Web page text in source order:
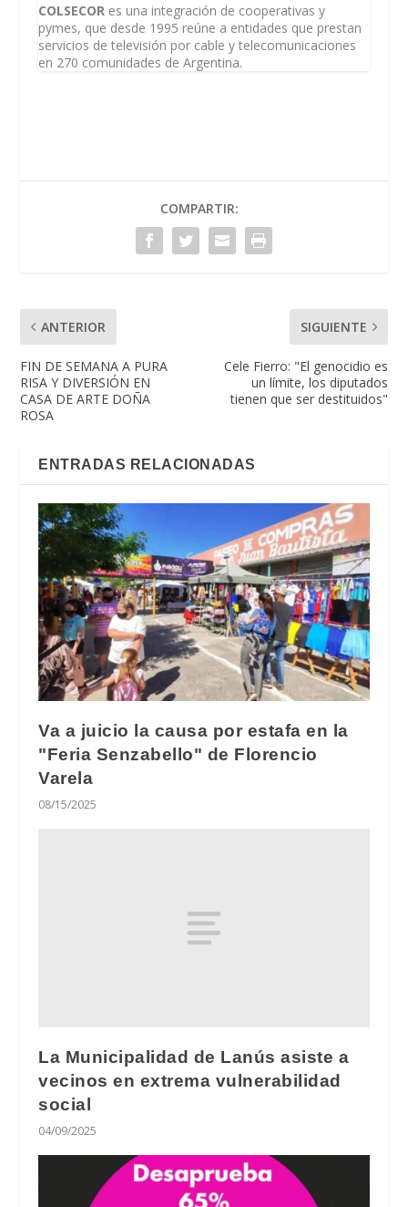
COLSECOR es una integración de cooperativas y
pymes, que desde 1995 reúne a entidades que prestan
servicios de televisión por cable y telecomunicaciones
en 270 comunidades de Argentina.
COMPARTIR:
ANTERIOR
FIN DE SEMANA A PURA
RISA Y DIVERSIÓN EN
CASA DE ARTE DOÑA
ROSA
SIGUIENTE
Cele Fierro: "El genocidio es
un límite, los diputados
tienen que ser destituidos"
ENTRADAS RELACIONADAS
Va a juicio la causa por estafa en la
"Feria Senzabello" de Florencio
Varela
08/15/2025
La Municipalidad de Lanús asiste a
vecinos en extrema vulnerabilidad
social
04/09/2025